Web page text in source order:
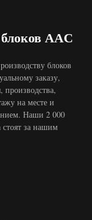
AAC
блоков
заказу,
производства,
на месте и
Наши 2 000
стоят за нашим